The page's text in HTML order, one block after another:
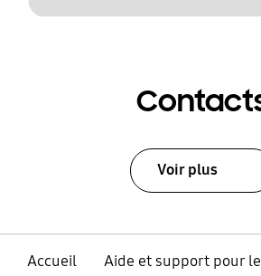
Voir plus
Accueil
Aide et support pour